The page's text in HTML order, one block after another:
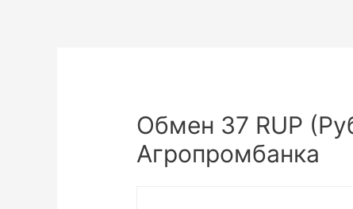
Обмен 37 RUP
Агропромбанка